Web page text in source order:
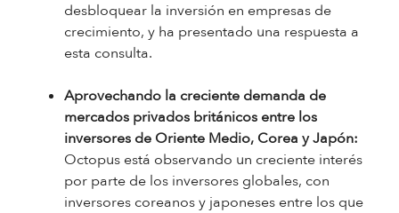
desbloquear la inversión en empresas de
crecimiento, y ha presentado una respuesta a
esta consulta.
Aprovechando la creciente demanda de
mercados privados británicos entre los
inversores de Oriente Medio, Corea y Japón:
Octopus está observando un creciente interés
por parte de los inversores globales, con
inversores coreanos y japoneses entre los que